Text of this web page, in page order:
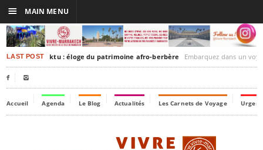
LAST POSTTimbuktu : éloge du patrimoine afro-berbère Embarquez dans un voyage culturel dans le
 
Accueil Agenda Le Blog Actualités Les Carnets de Voyage
☰ MAIN MENU